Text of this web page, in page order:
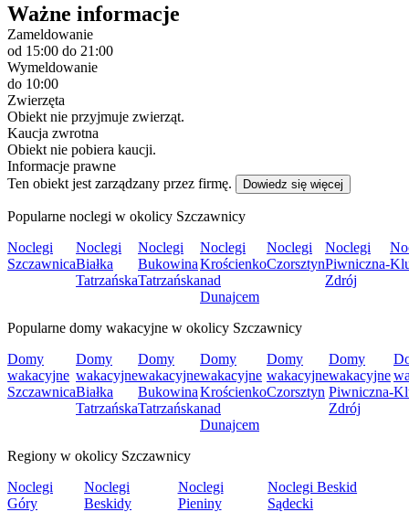
Ważne informacje
Zameldowanie
od 15:00 do 21:00
Wymeldowanie
do 10:00
Zwierzęta
Obiekt nie przyjmuje zwierząt.
Kaucja zwrotna
Obiekt nie pobiera kaucji.
Informacje prawne
Ten obiekt jest zarządzany przez firmę.
Dowiedz się więcej
Popularne noclegi w okolicy Szczawnicy
Noclegi
Szczawnica
Noclegi
Białka
Tatrzańska
Noclegi
Bukowina
Tatrzańska
Noclegi
Krościenko
nad
Dunajcem
Noclegi
Czorsztyn
Noclegi
Piwniczna-
Zdrój
Popularne domy wakacyjne w okolicy Szczawnicy
Domy
wakacyjne
Szczawnica
Domy
wakacyjne
Białka
Tatrzańska
Domy
wakacyjne
Bukowina
Tatrzańska
Domy
wakacyjne
Krościenko
nad
Dunajcem
Domy
wakacyjne
Czorsztyn
Domy
wakacyjne
Piwniczna-
Zdrój
Regiony w okolicy Szczawnicy
Noclegi
Góry
Noclegi
Beskidy
Noclegi
Pieniny
Noclegi Beskid
Sądecki